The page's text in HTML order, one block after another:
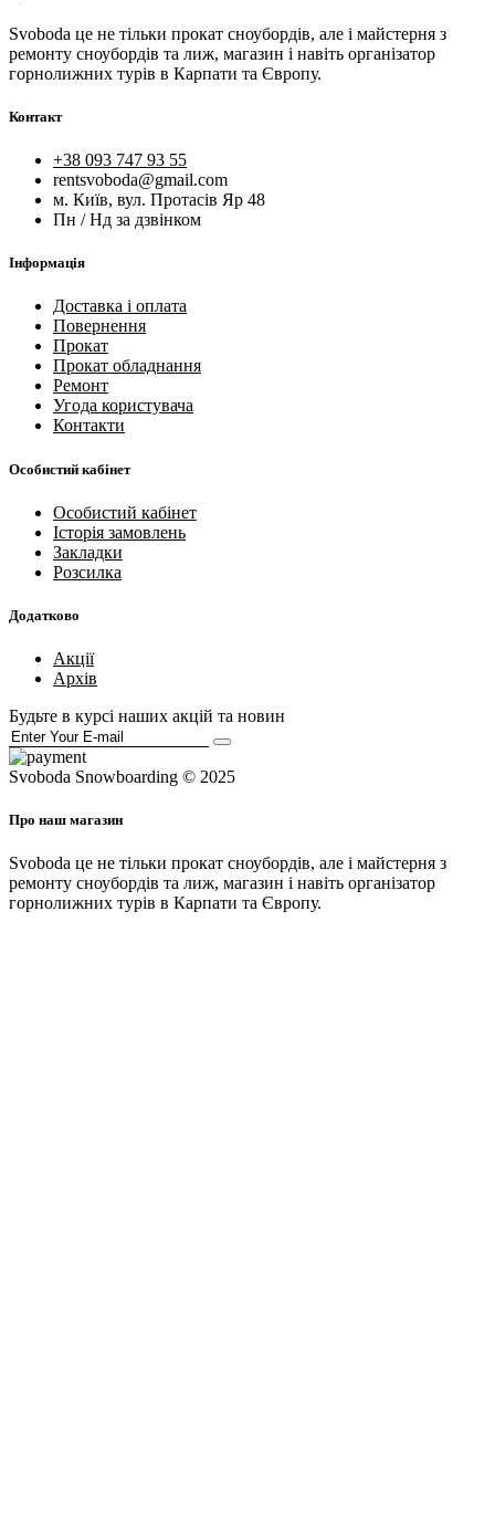
Svoboda це не тільки прокат сноубордів, але і майстерня з
ремонту сноубордів та лиж, магазин і навіть організатор
горнолижних турів в Карпати та Європу.
Контакт
+38 093 747 93 55
rentsvoboda@gmail.com
м. Київ, вул. Протасів Яр 48
Пн / Нд за дзвінком
Інформація
Доставка і оплата
Повернення
Прокат
Прокат обладнання
Ремонт
Угода користувача
Контакти
Особистий кабінет
Особистий кабінет
Історія замовлень
Закладки
Розсилка
Додатково
Акції
Архів
Будьте в курсі наших акцій та новин
Svoboda Snowboarding © 2025
Про наш магазин
Svoboda це не тільки прокат сноубордів, але і майстерня з
ремонту сноубордів та лиж, магазин і навіть організатор
горнолижних турів в Карпати та Європу.